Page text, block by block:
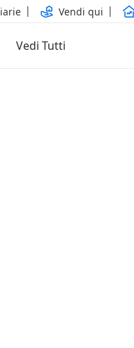
Vendi qui
Vedi Tutti